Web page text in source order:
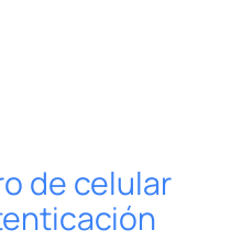
de celular